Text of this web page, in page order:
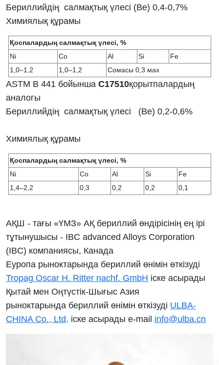
Бериллийдің салмақтық үлесі (Ве) 0,4-0,7%
Химиялық құрамы
Қоспалардың салмақтық үлесі, %
Ni
Co Al Si
Fe
1,0–1,2
1,0–1,2 Сомасы 0,3 мах
ASTM B 441 бойынша С17510қорытпалардың
аналогы
Бериллийдің салмақтық үлесі (Ве) 0,2-0,6%
Химиялық құрамы
Қоспалардың салмақтық үлесі, %
Ni
Co Al Si
Fe
1,4–2,2
0,3 0,2 0,2 0,1
АҚШ - тағы «ҮМЗ» АҚ бериллий өндірісінің ең ірі
тұтынушысы - IBC advanced Alloys Corporation
(IBC) компаниясы, Канада
Еуропа рыноктарында бериллий өнімін өткізуді
Tropag Oscar H. Ritter nachf. GmbH iске асырады
Қытай мен Оңтүстік-Шығыс Азия
рыноктарында бериллий өнімін өткізуді ULBA-
CHINA Co., Ltd. іске асырады e-mail info@ulba.cn